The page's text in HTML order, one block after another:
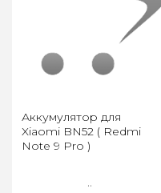
Аккумулятор для
Xiaomi BN52 ( Redmi
Note 9 Pro )
..